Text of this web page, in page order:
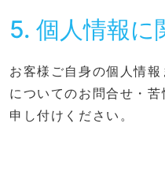
5. 個人情報に
お客様ご自身の個人情
についてのお問合せ・
申し付けください。